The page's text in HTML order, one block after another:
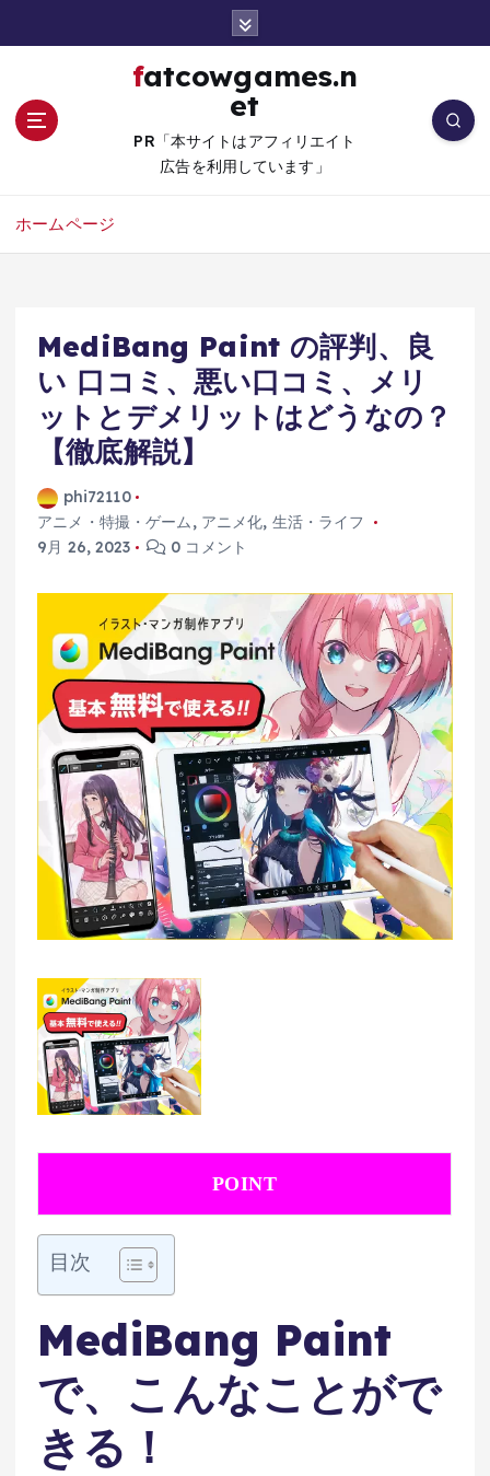
fatcowgames.n
et
PR「本サイトはアフィリエイト
広告を利用しています」
ホームページ
MediBang Paint の評判、良
い 口コミ、悪い口コミ、メリ
ットとデメリットはどうなの？
【徹底解説】
phi72110
アニメ・特撮・ゲーム, アニメ化, 生活・ライフ
9月 26, 2023
0 コメント
POINT
目次
MediBang Paint
で、こんなことがで
きる！